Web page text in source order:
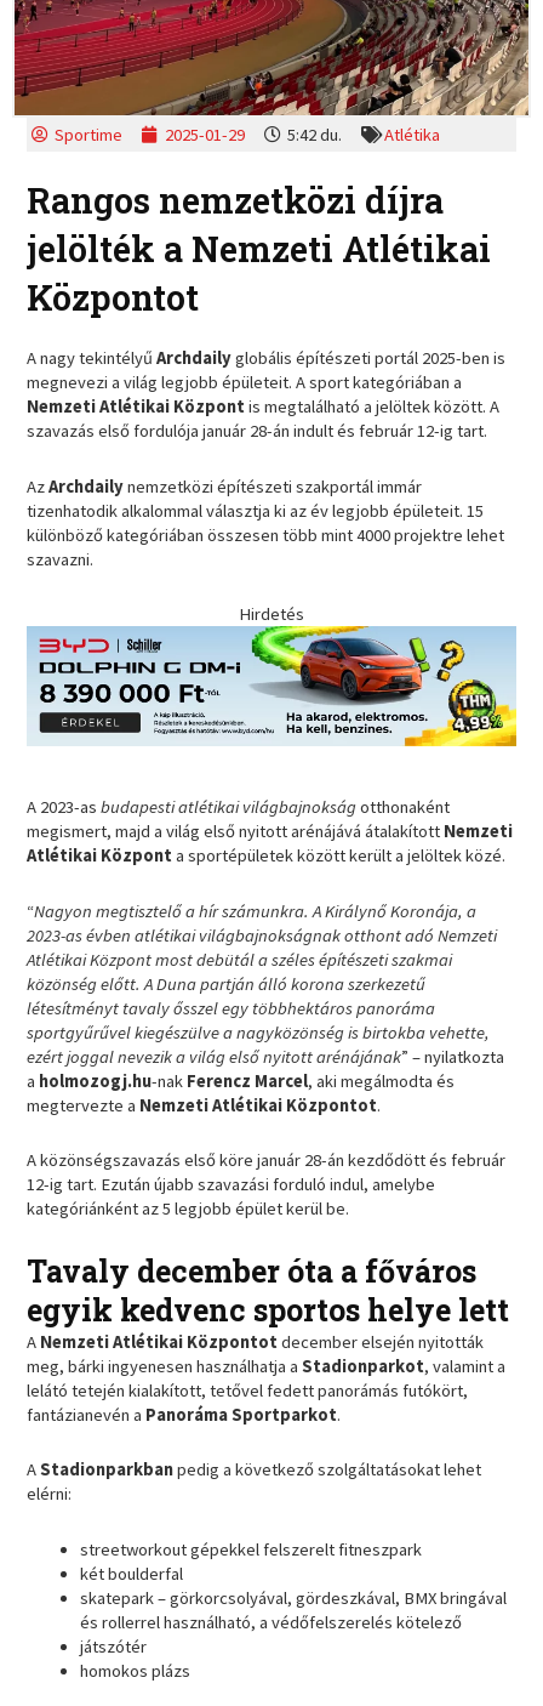
Sportime 2025-01-29 5:42 du. Atlétika
Rangos nemzetközi díjra
jelölték a Nemzeti Atlétikai
Központot
A nagy tekintélyűArchdailyglobális építészeti portál 2025-ben is
megnevezi a világ legjobb épületeit. A sport kategóriában a
Nemzeti Atlétikai Központ is megtalálható a jelöltek között. A
szavazás első fordulója január 28-án indult és február 12-ig tart.
AzArchdailynemzetközi építészeti szakportál immár
tizenhatodik alkalommal választja ki az év legjobb épületeit. 15
különböző kategóriában összesen több mint 4000 projektre lehet
szavazni.
Hirdetés
A 2023-asbudapesti atlétikai világbajnokságotthonaként
megismert, majd a világ első nyitott arénájává átalakított Nemzeti
Atlétikai Központ a sportépületek között került a jelöltek közé.
“Nagyon megtisztelő a hír számunkra. A Királynő Koronája, a
2023-as évben atlétikai világbajnokságnak otthont adó Nemzeti
Atlétikai Központ most debütál a széles építészeti szakmai
közönség előtt. A Duna partján álló korona szerkezetű
létesítményt tavaly ősszel egy többhektáros panoráma
sportgyűrűvel kiegészülve a nagyközönség is birtokba vehette,
ezért joggal nevezik a világ első nyitott arénájának” – nyilatkozta
a holmozogj.hu-nak Ferencz Marcel, aki megálmodta és
megtervezte a Nemzeti Atlétikai Központot.
A közönségszavazás első köre január 28-án kezdődött és február
12-ig tart. Ezután újabb szavazási forduló indul, amelybe
kategóriánként az 5 legjobb épület kerül be.
Tavaly december óta a főváros
egyik kedvenc sportos helye lett
A Nemzeti Atlétikai Központot december elsején nyitották
meg, bárki ingyenesen használhatja aStadionparkot, valamint a
lelátó tetején kialakított, tetővel fedett panorámás futókört,
fantázianevén a Panoráma Sportparkot.
AStadionparkbanpedig a következő szolgáltatásokat lehet
elérni:
streetworkout gépekkel felszerelt fitneszpark
két boulderfal
skatepark – görkorcsolyával, gördeszkával, BMX bringával
és rollerrel használható, a védőfelszerelés kötelező
játszótér
homokos plázs